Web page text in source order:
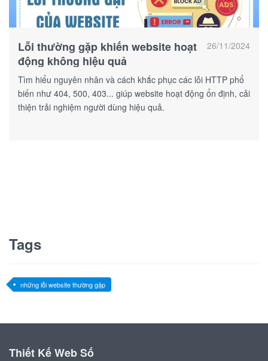
26/11/2024
Lỗi thường gặp khiến website hoạt
động không hiệu quả
Tìm hiểu nguyên nhân và cách khắc phục các lỗi HTTP phổ
biến như 404, 500, 403... giúp website hoạt động ổn định, cải
thiện trải nghiệm người dùng hiệu quả.
Tags
những lỗi website thường gặp
Thiết Kế Web Số